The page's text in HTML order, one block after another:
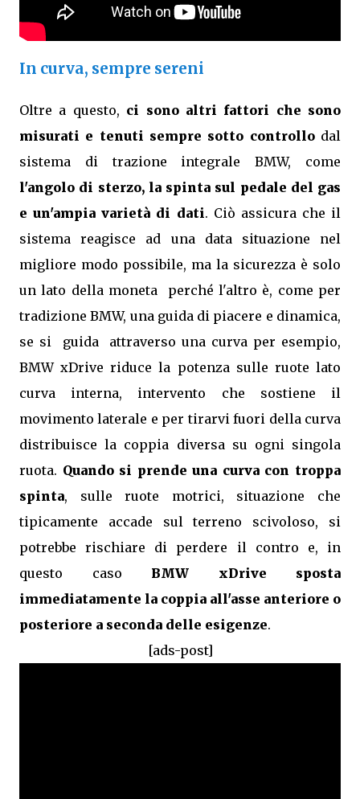
In curva, sempre sereni
Oltre a questo, ci sono altri fattori che sono
misurati e tenuti sempre sotto controllodal
sistema di trazione integrale BMW, come
l'angolo di sterzo, la spinta sul pedale del gas
e un'ampia varietà di dati. Ciò assicura che il
sistema reagisce ad una data situazione nel
migliore modo possibile, ma la sicurezza è solo
un lato della moneta perché l'altro è, come per
tradizione BMW, una guida di piacere e dinamica,
se si guida attraverso una curva per esempio,
BMW xDrive riduce la potenza sulle ruote lato
curva interna, intervento che sostiene il
movimento laterale e per tirarvi fuori della curva
distribuisce la coppia diversa su ogni singola
ruota. Quando si prende una curva con troppa
spinta, sulle ruote motrici, situazione che
tipicamente accade sul terreno scivoloso, si
potrebbe rischiare di perdere il contro e, in
questo caso BMW xDrive sposta
immediatamente la coppia all'asse anteriore o
posteriore a seconda delle esigenze.
[ads-post]